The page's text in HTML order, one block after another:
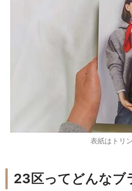
表紙はトリ
23区ってどんなブ